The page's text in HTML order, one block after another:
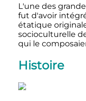
L'une des
fut d'avoir
étatique
socioculturelle
qui le
Histoire